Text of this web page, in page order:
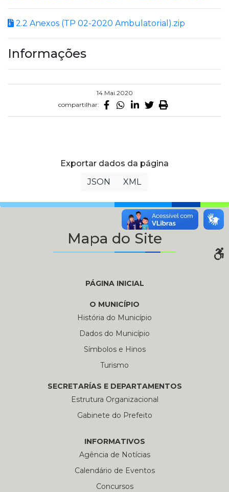
2.2 Anexos (TP 02-2020 Ambulatorial).zip
Informações
14.Mai.2020
compartilhar:
Exportar dados da página
JSON
XML
Mapa do Site
PÁGINA INICIAL
O MUNICÍPIO
História do Município
Dados do Município
Símbolos e Hinos
Turismo
SECRETARÍAS E DEPARTAMENTOS
Estrutura Organizacional
Gabinete do Prefeito
INFORMATIVOS
Agência de Notícias
Calendário de Eventos
Concursos